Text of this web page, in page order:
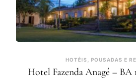
HOTÉIS, POUSADAS E
Hotel Fazenda Anagé – BA